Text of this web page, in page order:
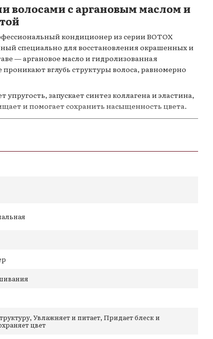
волосами с аргановым маслом и
кондиционер из серии BOTOX
специально для восстановления окрашенных и
— аргановое масло и гидролизованная
вглубь структуры волоса, равномерно
запускает синтез коллагена и эластина,
и помогает сохранить насыщенность цвета.
Увлажняет и питает, Придает блеск и
цвет